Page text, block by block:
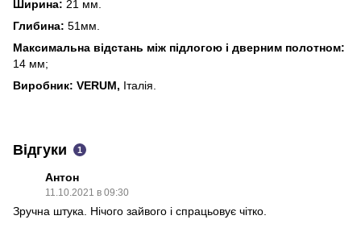
Ширина: 21 мм.
Глибина: 51мм.
Максимальна відстань між підлогою і дверним полотном:
14 мм;
Виробник: VERUM, Італія.
Відгуки 1
Антон
11.10.2021 в 09:30
Зручна штука. Нічого зайвого і спрацьовує чітко.